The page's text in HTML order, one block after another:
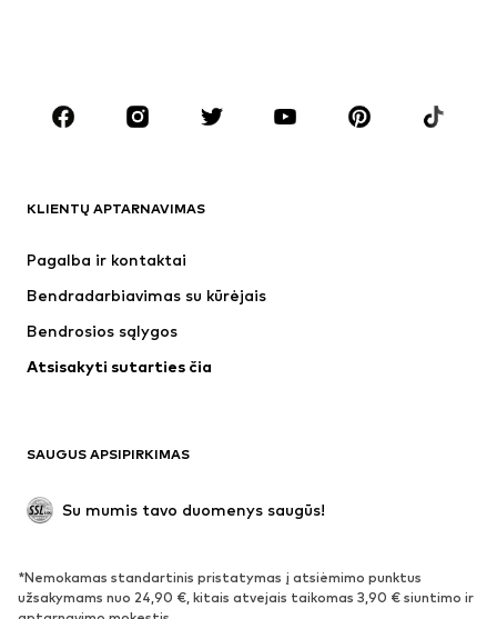
Aksesuarai
Premium
Naujienos
Apatiniai
Paltai
Proginiai
Išskirtiniai
BATAI
KLIENTŲ APTARNAVIMAS
Pagalba ir kontaktai
Bendradarbiavimas su kūrėjais
Bendrosios sąlygos
Atsisakyti sutarties čia
SAUGUS APSIPIRKIMAS
Su mumis tavo duomenys saugūs!
*Nemokamas standartinis pristatymas į atsiėmimo punktus
užsakymams nuo 24,90 €, kitais atvejais taikomas 3,90 € siuntimo ir